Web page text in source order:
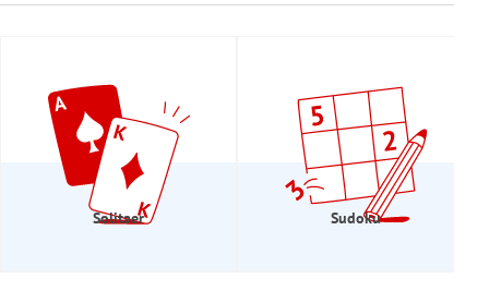
Solitaer Sudoku